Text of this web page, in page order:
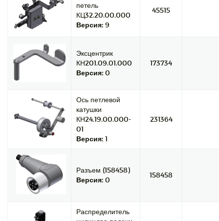
петель
КЦ32.20.00.000
Версия: 9
45515
Эксцентрик
КН201.09.01.000
Версия: 0
173734
Ось петлевой
катушки
КН24.19.00.000-
01
Версия: 1
231364
Разъем (158458)
Версия: 0
158458
Распределитель